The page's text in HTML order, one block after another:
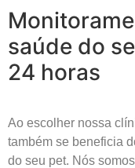
saúde do
24 horas
Ao escolher nossa
também se beneficia
do seu pet. Nós